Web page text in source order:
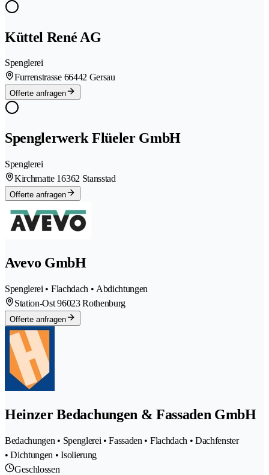
Küttel René AG
Spenglerei
Furrenstrasse 66442 Gersau
Offerte anfragen
Spenglerwerk Flüeler GmbH
Spenglerei
Kirchmatte 16362 Stansstad
Offerte anfragen
Avevo GmbH
Spenglerei • Flachdach • Abdichtungen
Station-Ost 96023 Rothenburg
Offerte anfragen
Heinzer Bedachungen & Fassaden GmbH
Bedachungen • Spenglerei • Fassaden • Flachdach • Dachfenster
• Dichtungen • Isolierung
Geschlossen